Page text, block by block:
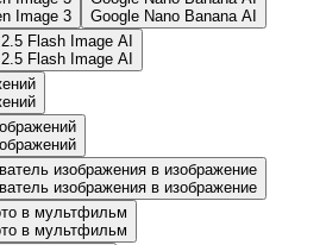
Image 3
Google Nano Banana AI
Flash Image AI
Flash Image AI
изображения в изображение
изображения в изображение
в мультфильм
в мультфильм